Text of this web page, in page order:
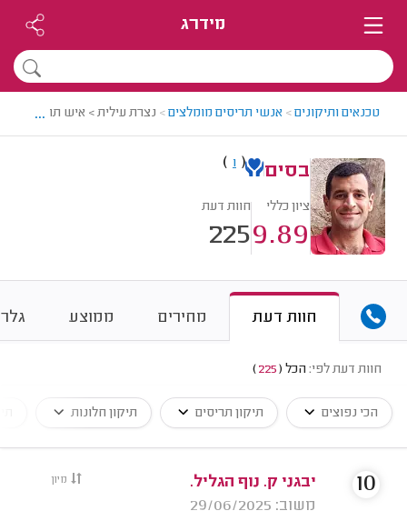
מידרג
טכנאים ותיקונים> אנשי תריסים מומלצים> נצרת עילית > איש תריסים
...
בסים (
1
)
ציון כללי
9.89
חוות דעת
225
חוות דעת מחירים ממוצע
חוות דעת לפי: הכל (
225
)
הכי נפוצים תיקון תריסים תיקון חלונות
מיון
יבגני ק. נוף הגליל.
משוב: 29/06/2025
10